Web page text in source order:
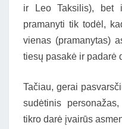
ir Leo Taksilis), bet
pramanyti tik todėl,
vienas (pramanytas)
tiesų pasakė ir padarė
Tačiau, gerai
sudėtinis
tikro darė įvairūs